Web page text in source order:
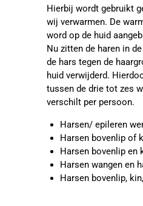
Hierbij wordt gebruikt
wij verwarmen. De
word op de huid
Nu zitten de haren in
de hars tegen de
huid verwijderd.
tussen de drie tot zes
verschilt per persoon.
Harsen/ epileren
Harsen bovenlip of
Harsen bovenlip en
Harsen wangen en
Harsen bovenlip,